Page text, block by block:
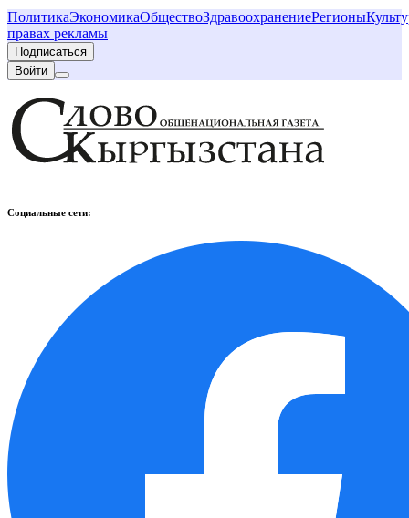
ПолитикаЭкономикаОбществоЗдравоохранениеРегионы
правах рекламы
Подписаться
Войти
Социальные сети: